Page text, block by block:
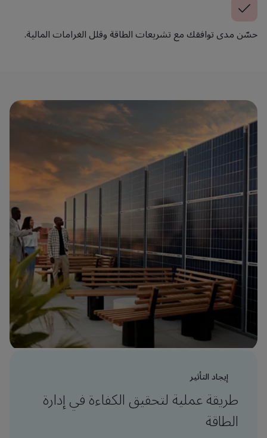
حسّن مدى توافقك مع تشريعات الطاقة وقلل الغرامات المالية.
إيجاد التأثير
طريقة عملية لتحقيق الكفاءة في إدارة
الطاقة